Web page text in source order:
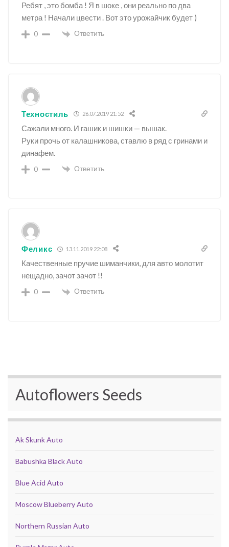
Ребят , это бомба ! Я в шоке , они реально по два
метра ! Начали цвести . Вот это урожайчик будет )
0 Ответить
Техностиль 26.07.2019 21:52
Сажали много. И гашик и шишки — вышак.
Руки прочь от калашникова, ставлю в ряд с гринами и
динафем.
0 Ответить
Феликс 13.11.2019 22:08
Качественные пручие шиманчики, для авто молотит
нещадно, зачот зачот !!
0 Ответить
Autoflowers Seeds
Ak Skunk Auto
Babushka Black Auto
Blue Acid Auto
Moscow Blueberry Auto
Northern Russian Auto